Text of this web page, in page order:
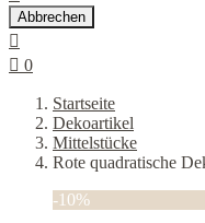
Abbrechen

 0
Startseite
Dekoartikel
Mittelstücke
Rote quadratische
-10%